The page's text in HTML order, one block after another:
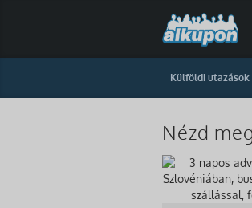
Külföldi utazások
Nézd